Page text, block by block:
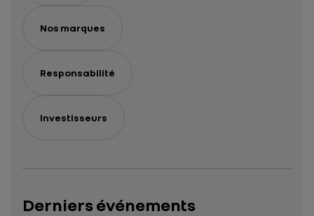
Nos marques
Responsabilité
Investisseurs
Derniers événements